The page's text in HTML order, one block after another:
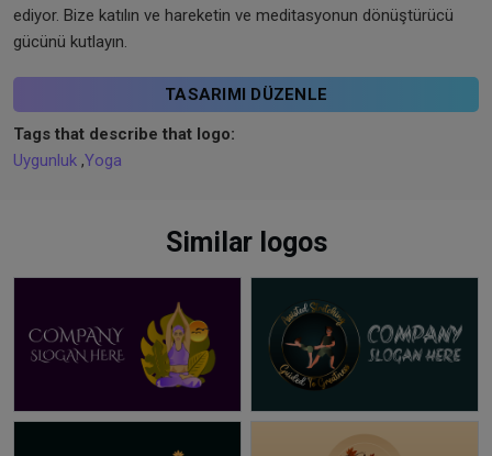
ediyor. Bize katılın ve hareketin ve meditasyonun dönüştürücü
gücünü kutlayın.
TASARIMI DÜZENLE
Tags that describe that logo:
Uygunluk ,Yoga
Similar logos